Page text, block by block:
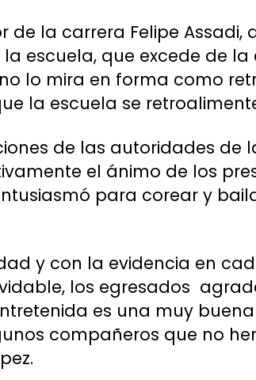
de la carrera Felipe Assadi,
escuela, que excede de
lo mira en forma como
la escuela se
de las autoridades de
el ánimo de los
para corear y
y con la evidencia en
los egresados
es una muy
compañeros que no